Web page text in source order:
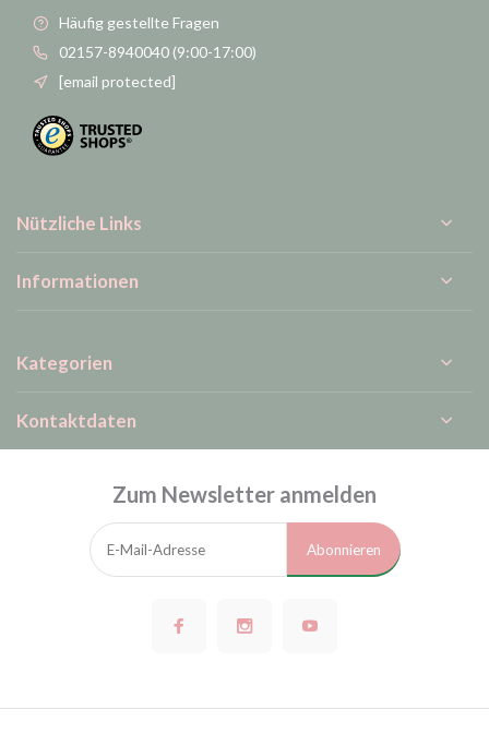
Häufig gestellte Fragen
02157-8940040 (9:00-17:00)
[email protected]
Nützliche Links
Informationen
Kategorien
Kontaktdaten
Zum Newsletter anmelden
Abonnieren